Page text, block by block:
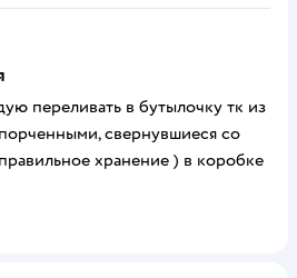
переливать в бутылочку тк из
свернувшиеся со
хранение ) в коробке